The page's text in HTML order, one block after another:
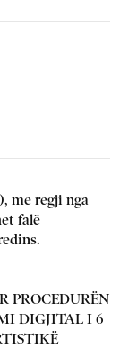
me regji nga
falë
PROCEDURËN
DIGJITAL I 6